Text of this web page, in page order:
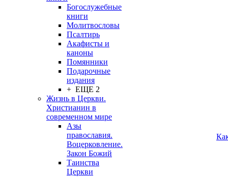
Богослужебные
книги
Молитвословы
Псалтирь
Акафисты и
каноны
Помянники
Подарочные
издания
+ ЕЩЕ 2
Жизнь в Церкви.
Христианин в
современном мире
Азы
православия.
Воцерковление.
Закон Божий
Таинства
Церкви